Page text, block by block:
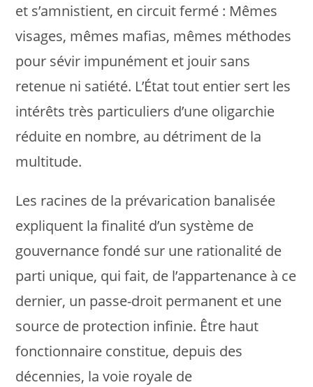
et s’amnistient, en circuit fermé : Mêmes
visages, mêmes mafias, mêmes méthodes
pour sévir impunément et jouir sans
retenue ni satiété. L’État tout entier sert les
intérêts très particuliers d’une oligarchie
réduite en nombre, au détriment de la
multitude.
Les racines de la prévarication banalisée
expliquent la finalité d’un système de
gouvernance fondé sur une rationalité de
parti unique, qui fait, de l’appartenance à ce
dernier, un passe-droit permanent et une
source de protection infinie. Être haut
fonctionnaire constitue, depuis des
décennies, la voie royale de